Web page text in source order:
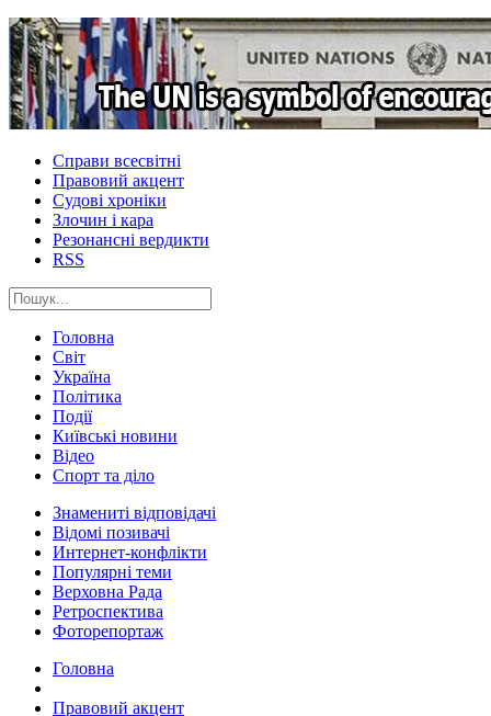
Справи всесвітні
Правовий акцент
Судові хроніки
Злочин і кара
Резонансні вердикти
RSS
Головна
Світ
Україна
Політика
Події
Київські новини
Відео
Спорт та діло
Знамениті відповідачі
Відомі позивачі
Интернет-конфлікти
Популярні теми
Верховна Рада
Ретроспектива
Фоторепортаж
Головна
Правовий акцент